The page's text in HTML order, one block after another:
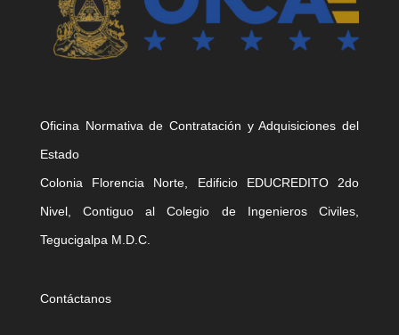
Oficina Normativa de Contratación y Adquisiciones del
Estado
Colonia Florencia Norte, Edificio EDUCREDITO 2do
Nivel, Contiguo al Colegio de Ingenieros Civiles,
Tegucigalpa M.D.C.
Contáctanos